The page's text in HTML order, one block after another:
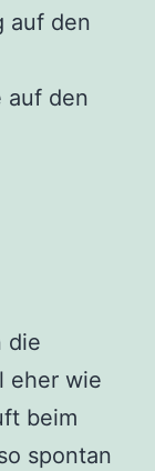
auf den
auf den
die
eher wie
beim
spontan